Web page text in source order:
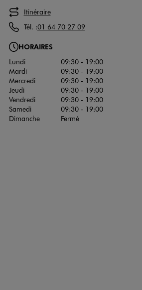
Itinéraire
Tél. :01 64 70 27 09
HORAIRES
Lundi
09:30 - 19:00
Mardi
09:30 - 19:00
Mercredi
09:30 - 19:00
Jeudi
09:30 - 19:00
Vendredi
09:30 - 19:00
Samedi
09:30 - 19:00
Dimanche
Fermé